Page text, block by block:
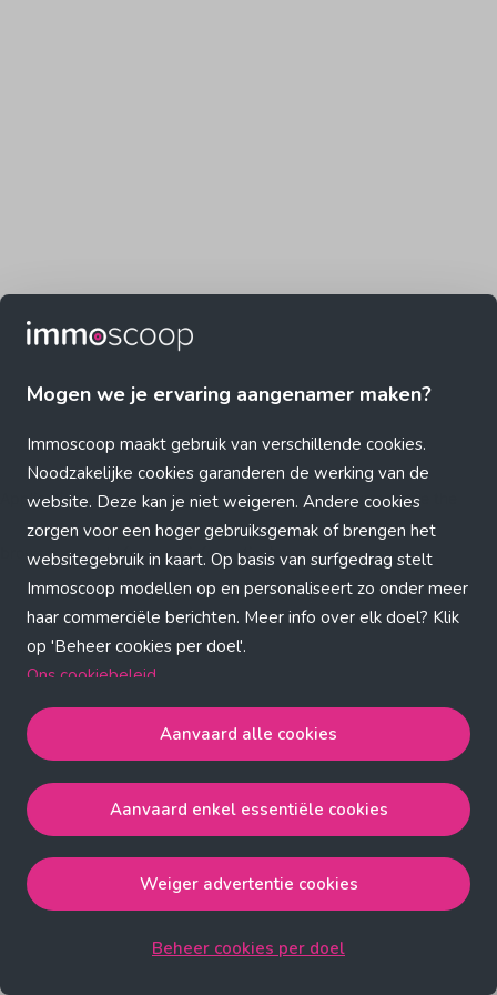
Mogen we je ervaring aangenamer maken?
Immoscoop maakt gebruik van verschillende cookies.
Noodzakelijke cookies garanderen de werking van de
website. Deze kan je niet weigeren. Andere cookies
zorgen voor een hoger gebruiksgemak of brengen het
websitegebruik in kaart. Op basis van surfgedrag stelt
Immoscoop modellen op en personaliseert zo onder meer
haar commerciële berichten. Meer info over elk doel? Klik
op 'Beheer cookies per doel'.
Ons cookiebeleid
Aanvaard alle cookiesgaat akkoord met de strict
noodzakelijke, analytische, functionele en advertentie
cookies.
de strict noodzakelijke cookies.
Weiger advertentie cookiesgaat akkoord met de strict
Aanvaard alle cookies
Aanvaard enkel essentiële cookies
Weiger advertentie cookies
Beheer cookies per doel
Application error: a client-side exception has occurred (see the
browser console for more information)